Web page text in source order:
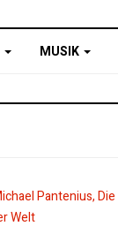
MUSIK